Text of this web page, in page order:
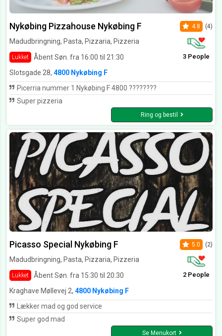
Nykøbing Pizzahouse Nykøbing F
Madudbringning, Pasta, Pizzaria, Pizzeria
Lukket Åbent Søn. fra 16:00 til 21:30
4.8 (4)
3 People
Slotsgade 28, 4800 Nykøbing F
Picerria nummer 1 Nykøbing F 4800 ????????
Super pizzeria
Ring og bestil
Picasso Special Nykøbing F
Madudbringning, Pasta, Pizzaria, Pizzeria
Lukket Åbent Søn. fra 15:30 til 20:30
5.0 (2)
2 People
Kraghave Møllevej 2, 4800 Nykøbing F
Lækker mad og god service
Super god mad
Se Menukort